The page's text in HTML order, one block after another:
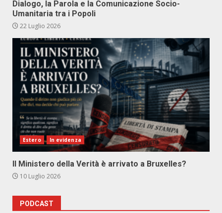
Dialogo, la Parola e la Comunicazione Socio-
Umanitaria tra i Popoli
22 Luglio 2026
Estero In evidenza
Il Ministero della Verità è arrivato a Bruxelles?
10 Luglio 2026
PODCAST